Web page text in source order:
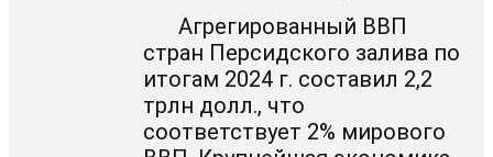
Агрегированный ВВП
стран Персидского залива по
итогам 2024 г. составил 2,2
трлн долл., что
соответствует 2% мирового